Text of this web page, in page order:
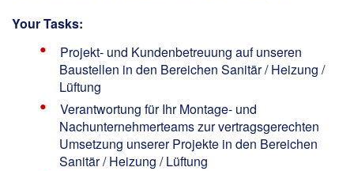
Your Tasks:
Projekt- und Kundenbetreuung auf unseren
Baustellen in den Bereichen Sanitär / Heizung /
Lüftung
Verantwortung für Ihr Montage- und
Nachunternehmerteams zur vertragsgerechten
Umsetzung unserer Projekte in den Bereichen
Sanitär / Heizung / Lüftung